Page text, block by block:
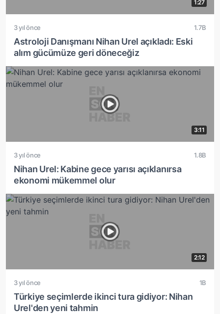
1:27
3 yıl önce 1.7B
Astroloji Danışmanı Nihan Urel açıkladı: Eski
alım gücümüze geri döneceğiz
3:11
3 yıl önce 1.8B
Nihan Urel: Kabine gece yarısı açıklanırsa
ekonomi mükemmel olur
2:12
3 yıl önce 1B
Türkiye seçimlerde ikinci tura gidiyor: Nihan
Urel'den yeni tahmin